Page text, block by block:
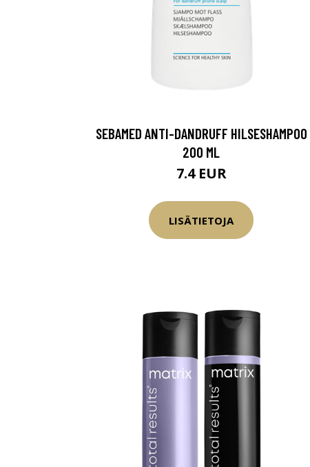
SEBAMED ANTI-DANDRUFF HILSESHAMPOO
200 ML
7.4 EUR
LISÄTIETOJA